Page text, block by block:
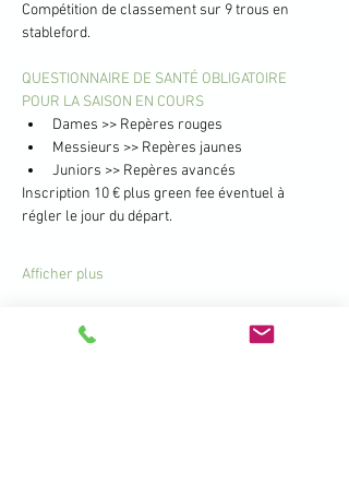
Compétition de classement sur 9 trous en
stableford.
QUESTIONNAIRE DE SANTÉ OBLIGATOIRE
POUR LA SAISON EN COURS
Dames >> Repères rouges
Messieurs >> Repères jaunes
Juniors >> Repères avancés
Inscription 10 € plus green fee éventuel à
régler le jour du départ.
Afficher plus